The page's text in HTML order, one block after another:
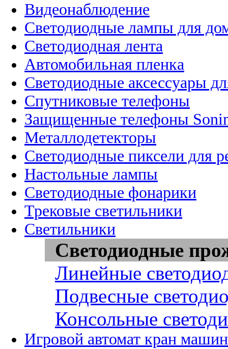
Видеонаблюдение
Светодиодные лампы для
Светодиодная лента
Автомобильная пленка
Светодиодные аксессуары
Спутниковые телефоны
Защищенные телефоны
Металлодетекторы
Светодиодные пиксели для
Настольные лампы
Светодиодные фонарики
Трековые светильники
Светильники
Светодиодные
Линейные
Подвесные
Консольные
Игровой автомат кран